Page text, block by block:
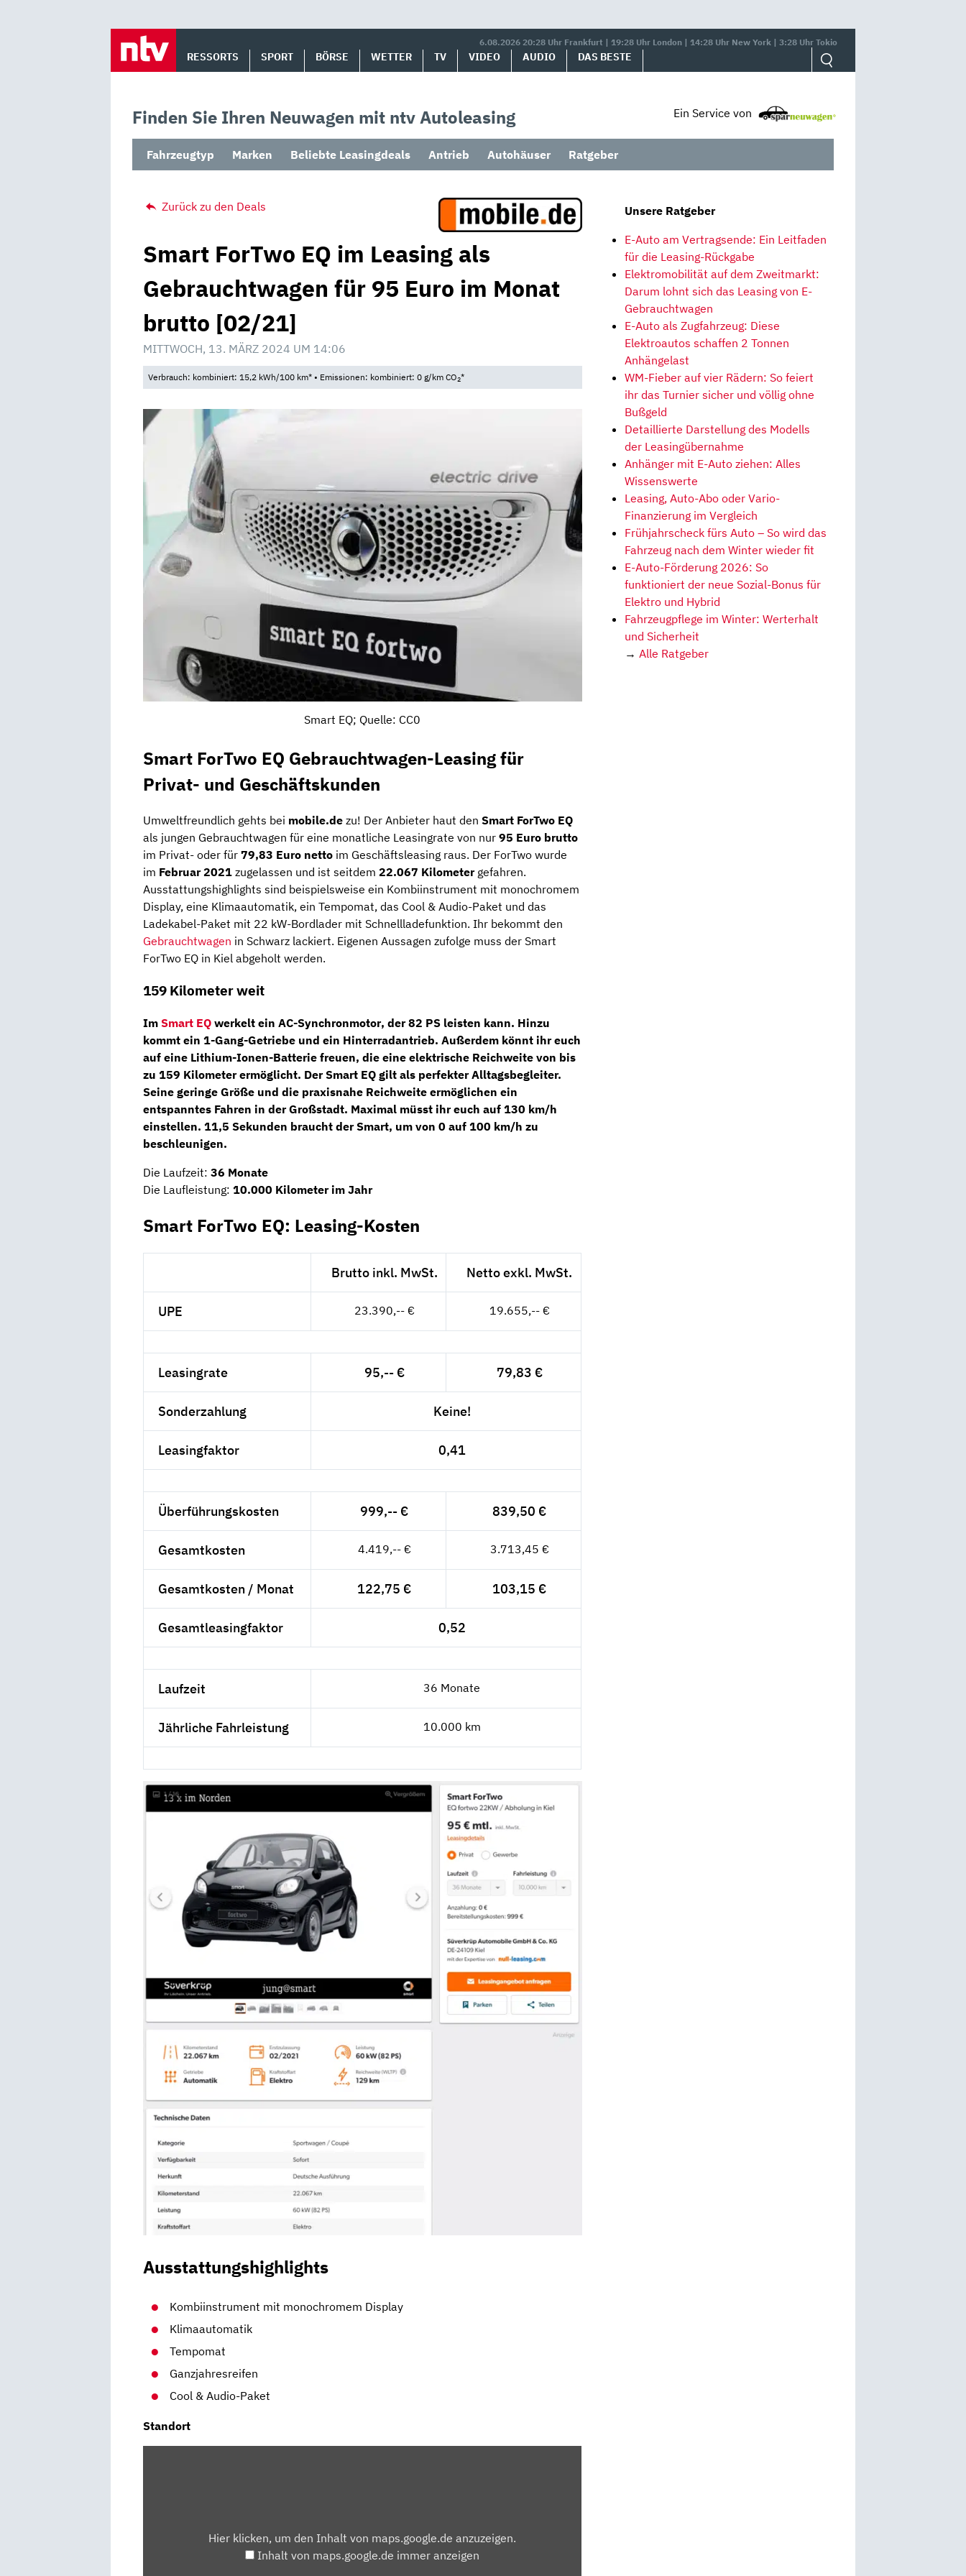
6.08.2026 20:28 Uhr Frankfurt | 19:28 Uhr London | 14:28 Uhr New York | 3:28 Uhr Tokio
RESSORTS SPORT BÖRSE WETTER TV VIDEO AUDIO DAS BESTE
Finden Sie Ihren Neuwagen mit ntv Autoleasing Ein Service von
Fahrzeugtyp Marken Beliebte Leasingdeals Antrieb Autohäuser Ratgeber
Zurück zu den Deals
Smart ForTwo EQ im Leasing als
Gebrauchtwagen für 95 Euro im Monat
brutto [02/21]
MITTWOCH, 13. MÄRZ 2024 UM 14:06
Verbrauch: kombiniert: 15,2 kWh/100 km* • Emissionen: kombiniert: 0 g/km CO2*
Smart EQ; Quelle: CC0
Smart ForTwo EQ Gebrauchtwagen-Leasing für
Privat- und Geschäftskunden
Umweltfreundlich gehts bei mobile.de zu! Der Anbieter haut den Smart ForTwo EQ
als jungen Gebrauchtwagen für eine monatliche Leasingrate von nur 95 Euro brutto
im Privat- oder für 79,83 Euro netto im Geschäftsleasing raus. Der ForTwo wurde
im Februar 2021 zugelassen und ist seitdem 22.067 Kilometergefahren.
Ausstattungshighlights sind beispielsweise ein Kombiinstrument mit monochromem
Display, eine Klimaautomatik, ein Tempomat, das Cool & Audio-Paket und das
Ladekabel-Paket mit 22 kW-Bordlader mit Schnellladefunktion. Ihr bekommt den
Gebrauchtwagen in Schwarz lackiert. Eigenen Aussagen zufolge muss der Smart
ForTwo EQ in Kiel abgeholt werden.
159 Kilometer weit
Im Smart EQ werkelt ein AC-Synchronmotor, der82 PS leisten kann. Hinzu
kommt ein 1-Gang-Getriebe und ein Hinterradantrieb. Außerdem könnt ihr euch
auf eine Lithium-Ionen-Batterie freuen, die eine elektrische Reichweite von bis
zu 159 Kilometerermöglicht. Der Smart EQ gilt als perfekter Alltagsbegleiter.
Seine geringe Größe und die praxisnahe Reichweite ermöglichen ein
entspanntes Fahren in der Großstadt. Maximal müsst ihr euch auf 130 km/h
einstellen. 11,5 Sekunden braucht der Smart, um von 0 auf 100 km/h zu
beschleunigen.
Die Laufzeit: 36 Monate
Die Laufleistung: 10.000 Kilometer im Jahr
Smart ForTwo EQ: Leasing-Kosten
Brutto inkl. MwSt. Netto exkl. MwSt.
UPE 23.390,-- € 19.655,-- €
Leasingrate 95,-- € 79,83 €
Sonderzahlung Keine!
Leasingfaktor 0,41
Überführungskosten 999,-- € 839,50 €
Gesamtkosten 4.419,-- € 3.713,45 €
Gesamtkosten / Monat 122,75 € 103,15 €
Gesamtleasingfaktor 0,52
Laufzeit 36 Monate
Jährliche Fahrleistung 10.000 km
Ausstattungshighlights
Kombiinstrument mit monochromem Display
Klimaautomatik
Tempomat
Ganzjahresreifen
Cool & Audio-Paket
Standort
Hier klicken, um den Inhalt von maps.google.de anzuzeigen.
Inhalt von maps.google.de immer anzeigen
Unsere Ratgeber
E-Auto am Vertragsende: Ein Leitfaden
für die Leasing-Rückgabe
Elektromobilität auf dem Zweitmarkt:
Darum lohnt sich das Leasing von E-
Gebrauchtwagen
E-Auto als Zugfahrzeug: Diese
Elektroautos schaffen 2 Tonnen
Anhängelast
WM-Fieber auf vier Rädern: So feiert
ihr das Turnier sicher und völlig ohne
Bußgeld
Detaillierte Darstellung des Modells
der Leasingübernahme
Anhänger mit E-Auto ziehen: Alles
Wissenswerte
Leasing, Auto-Abo oder Vario-
Finanzierung im Vergleich
Frühjahrscheck fürs Auto – So wird das
Fahrzeug nach dem Winter wieder fit
E-Auto-Förderung 2026: So
funktioniert der neue Sozial-Bonus für
Elektro und Hybrid
Fahrzeugpflege im Winter: Werterhalt
und Sicherheit
→ Alle Ratgeber